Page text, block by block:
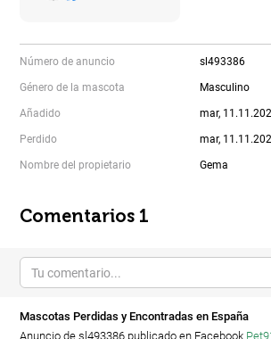
Número de anuncio sl493386
Género de la mascota Masculino
Añadido mar,
Perdido mar,
Nombre del propietario Gema
Comentarios 1
Mascotas Perdidas y Encontradas en España
Anuncio de sl493386 publicado en Facebook